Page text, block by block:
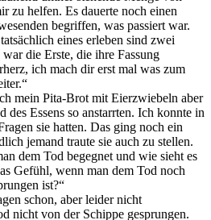
zu helfen. Es dauerte noch einen
begriffen, was passiert war.
eines erleben sind zwei
die Erste, die ihre Fassung
ich mach dir erst mal was zum
mein Pita-Brot mit Eierzwiebeln aber
Essens so anstarrten. Ich konnte in
sie hatten. Das ging noch ein
jemand traute sie auch zu stellen.
dem Tod begegnet und wie sieht es
Gefühl, wenn man dem Tod noch
ist?“
schon, aber leider nicht
nicht von der Schippe gesprungen.